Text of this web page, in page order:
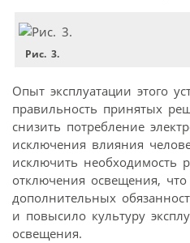
Рис. 3.
Опыт эксплуатации этого
правильность принятых
снизить потребление
исключения влияния
исключить необходимость
отключения освещения,
дополнительных
и повысило культуру
освещения.